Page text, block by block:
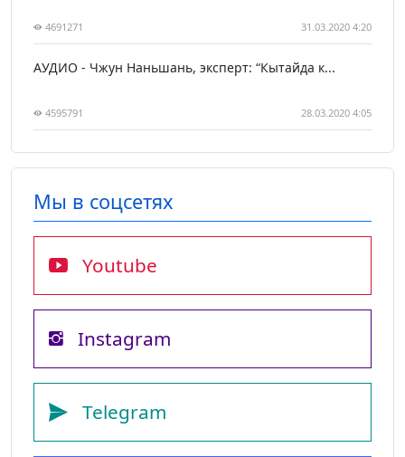
4691271 31.03.2020 4:20
АУДИО - Чжун Наньшань, эксперт: “Кытайда к...
4595791 28.03.2020 4:05
Мы в соцсетях
Youtube
Instagram
Telegram